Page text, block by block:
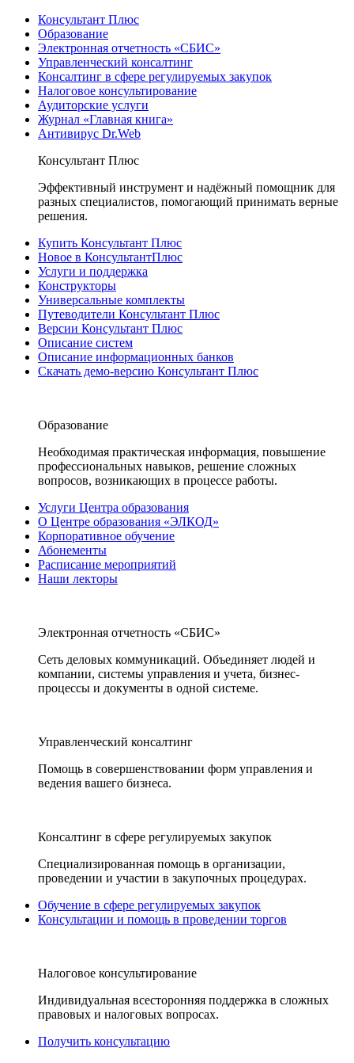
Консультант Плюс
Образование
Электронная отчетность «СБИС»
Управленческий консалтинг
Консалтинг в сфере регулируемых закупок
Налоговое консультирование
Аудиторские услуги
Журнал «Главная книга»
Антивирус Dr.Web
Консультант Плюс
Эффективный инструмент и надёжный помощник для
разных специалистов, помогающий принимать верные
решения.
Купить Консультант Плюс
Новое в КонсультантПлюс
Услуги и поддержка
Конструкторы
Универсальные комплекты
Путеводители Консультант Плюс
Версии Консультант Плюс
Описание систем
Описание информационных банков
Скачать демо-версию Консультант Плюс
Образование
Необходимая практическая информация, повышение
профессиональных навыков, решение сложных
вопросов, возникающих в процессе работы.
Услуги Центра образования
О Центре образования «ЭЛКОД»
Корпоративное обучение
Абонементы
Расписание мероприятий
Наши лекторы
Электронная отчетность «СБИС»
Сеть деловых коммуникаций. Объединяет людей и
компании, системы управления и учета, бизнес-
процессы и документы в одной системе.
Управленческий консалтинг
Помощь в совершенствовании форм управления и
ведения вашего бизнеса.
Консалтинг в сфере регулируемых закупок
Специализированная помощь в организации,
проведении и участии в закупочных процедурах.
Обучение в сфере регулируемых закупок
Консультации и помощь в проведении торгов
Налоговое консультирование
Индивидуальная всесторонняя поддержка в сложных
правовых и налоговых вопросах.
Получить консультацию